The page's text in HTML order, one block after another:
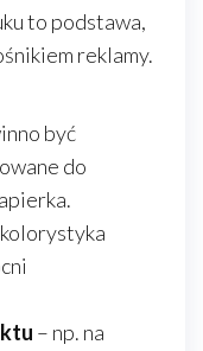
to podstawa,
reklamy.
być
do
– np. na